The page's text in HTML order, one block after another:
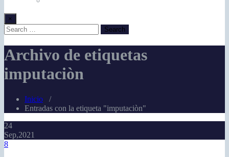
×
Archivo de etiquetas
imputaciòn
Inicio /
Entradas con la etiqueta "imputaciòn"
24
Sep,2021
8